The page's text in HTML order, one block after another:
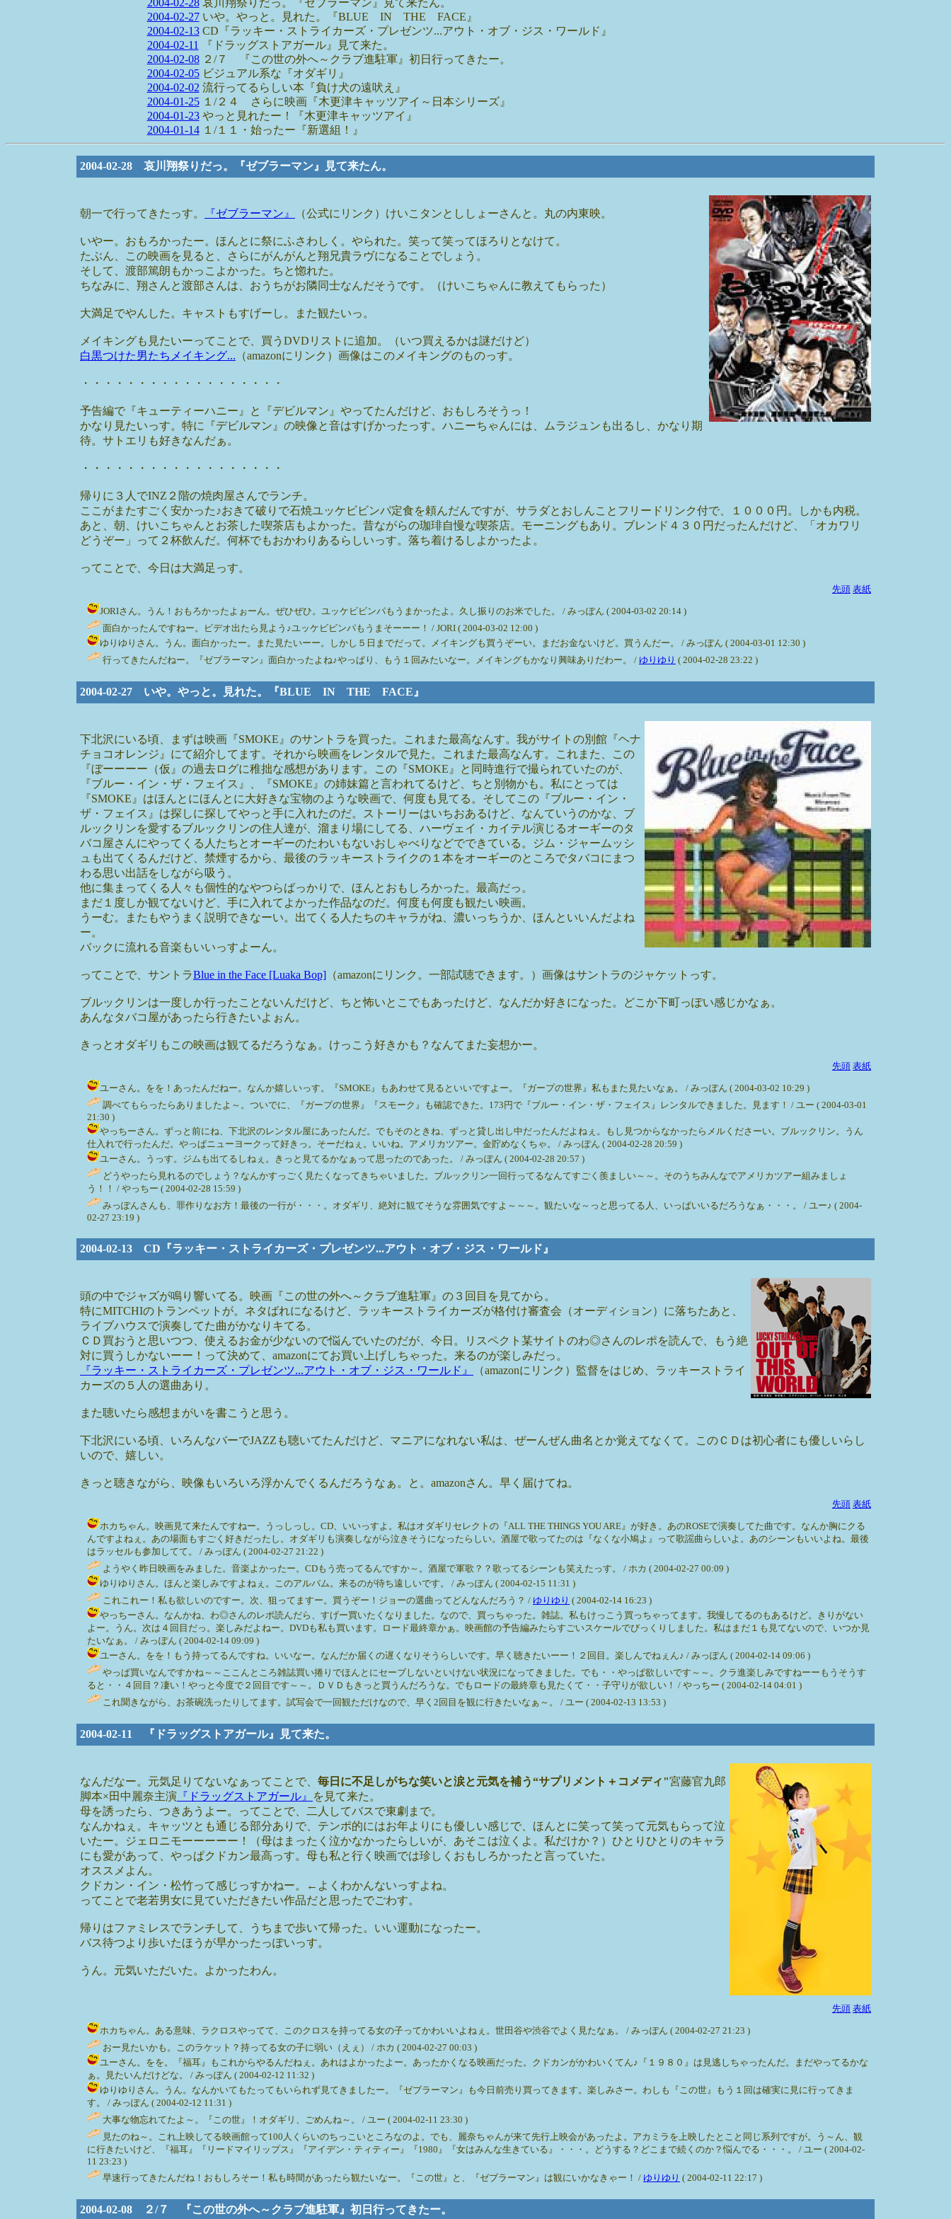
2004-02-28哀川翔祭りだっ。『ゼブラーマン』見て来たん。
2004-02-27いや。やっと。見れた。『BLUE IN THE FACE』
2004-02-13CD『ラッキー・ストライカーズ・プレゼンツ...アウト・オブ・ジス・ワールド』
2004-02-11
『ドラッグストアガール』見て来た。
2004-02-08２/７ 『この世の外へ～クラブ進駐軍』初日行ってきたー。
2004-02-05ビジュアル系な『オダギリ』
2004-02-02 流行ってるらしい本『負け犬の遠吠え』
2004-01-25１/２４ さらに映画『木更津キャッツアイ～日本シリーズ』
2004-01-23やっと見れたー！『木更津キャッツアイ』
2004-01-14１/１１・始ったー『新選組！』
2004-02-28 哀川翔祭りだっ。『ゼブラーマン』見て来たん。
朝一で行ってきたっす。 『ゼブラーマン』 （公式にリンク）けいこタンとししょーさんと。丸の内東映。
いやー。おもろかったー。ほんとに祭にふさわしく。やられた。笑って笑ってほろりとなけて。
たぶん、この映画を見ると、さらにがんがんと翔兄貴ラヴになることでしょう。
そして、渡部篤朗もかっこよかった。ちと惚れた。
ちなみに、翔さんと渡部さんは、おうちがお隣同士なんだそうです。（けいこちゃんに教えてもらった）
大満足でやんした。キャストもすげーし。また観たいっ。
メイキングも見たいーってことで、買うDVDリストに追加。（いつ買えるかは謎だけど）
白黒つけた男たちメイキング... （amazonにリンク）画像はこのメイキングのものっす。
・・・・・・・・・・・・・・・・・・
予告編で『キューティーハニー』と『デビルマン』やってたんだけど、おもしろそうっ！
かなり見たいっす。特に『デビルマン』の映像と音はすげかったっす。ハニーちゃんには、ムラジュンも出るし、かなり期
待。サトエリも好きなんだぁ。
・・・・・・・・・・・・・・・・・・
帰りに３人でINZ２階の焼肉屋さんでランチ。
ここがまたすごく安かった♪おきて破りで石焼ユッケビビンパ定食を頼んだんですが、サラダとおしんことフリードリンク付で、１０００円。しかも内税。
あと、朝、けいこちゃんとお茶した喫茶店もよかった。昔ながらの珈琲自慢な喫茶店。モーニングもあり。ブレンド４３０円だったんだけど、「オカワリ
どうぞー」って２杯飲んだ。何杯でもおかわりあるらしいっす。落ち着けるしよかったよ。
ってことで、今日は大満足っす。
先頭 表紙
JORIさん。うん！おもろかったよぉーん。ぜひぜひ。ユッケビビンパもうまかったよ。久し振りのお米でした。 / みっぽん ( 2004-03-02 20:14 )
面白かったんですねー。ビデオ出たら見よう♪ユッケビビンパもうまそーーー！ / JORI ( 2004-03-02 12:00 )
ゆりゆりさん。うん。面白かったー。また見たいーー。しかし５日までだって。メイキングも買うぞーい。まだお金ないけど。買うんだー。 / みっぽん ( 2004-03-01 12:30 )
行ってきたんだねー。『ゼブラーマン』面白かったよね♪やっぱり、もう１回みたいなー。メイキングもかなり興味ありだわー。 / ゆりゆり ( 2004-02-28 23:22 )
2004-02-27 いや。やっと。見れた。『BLUE IN THE FACE』
下北沢にいる頃、まずは映画『SMOKE』のサントラを買った。これまた最高なんす。我がサイトの別館『ヘナ
チョコオレンジ』にて紹介してます。それから映画をレンタルで見た。これまた最高なんす。これまた、この
『ぼーーーー（仮』の過去ログに稚拙な感想があります。この『SMOKE』と同時進行で撮られていたのが、
『ブルー・イン・ザ・フェイス』、『SMOKE』の姉妹篇と言われてるけど、ちと別物かも。私にとっては
『SMOKE』はほんとにほんとに大好きな宝物のような映画で、何度も見てる。そしてこの『ブルー・イン・
ザ・フェイス』は探しに探してやっと手に入れたのだ。ストーリーはいちおあるけど、なんていうのかな、ブ
ルックリンを愛するブルックリンの住人達が、溜まり場にしてる、ハーヴェイ・カイテル演じるオーギーのタ
バコ屋さんにやってくる人たちとオーギーのたわいもないおしゃべりなどでできている。ジム・ジャームッシ
ュも出てくるんだけど、禁煙するから、最後のラッキーストライクの１本をオーギーのところでタバコにまつ
わる思い出話をしながら吸う。
他に集まってくる人々も個性的なやつらばっかりで、ほんとおもしろかった。最高だっ。
まだ１度しか観てないけど、手に入れてよかった作品なのだ。何度も何度も観たい映画。
うーむ。またもやうまく説明できなーい。出てくる人たちのキャラがね、濃いっちうか、ほんといいんだよね
ー。
バックに流れる音楽もいいっすよーん。
ってことで、サントラBlue in the Face [Luaka Bop] （amazonにリンク。一部試聴できます。）画像はサントラのジャケットっす。
ブルックリンは一度しか行ったことないんだけど、ちと怖いとこでもあったけど、なんだか好きになった。どこか下町っぽい感じかなぁ。
あんなタバコ屋があったら行きたいよぉん。
きっとオダギリもこの映画は観てるだろうなぁ。けっこう好きかも？なんてまた妄想かー。
先頭 表紙
ユーさん。をを！あったんだねー。なんか嬉しいっす。『SMOKE』もあわせて見るといいですよー。『ガープの世界』私もまた見たいなぁ。 / みっぽん ( 2004-03-02 10:29 )
調べてもらったらありましたよ～。ついでに、『ガープの世界』『スモーク』も確認できた。173円で『ブルー・イン・ザ・フェイス』レンタルできました。見ます！ / ユー ( 2004-03-01
21:30 )
やっちーさん。ずっと前にね、下北沢のレンタル屋にあったんだ。でもそのときね、ずっと貸し出し中だったんだよねぇ。もし見つからなかったらメルくださーい。ブルックリン。うん
仕入れで行ったんだ。やっぱニューヨークって好きっ。そーだねぇ。いいね。アメリカツアー。金貯めなくちゃ。 / みっぽん ( 2004-02-28 20:59 )
ユーさん。うっす。ジムも出てるしねぇ。きっと見てるかなぁって思ったのであった。 / みっぽん ( 2004-02-28 20:57 )
どうやったら見れるのでしょう？なんかすっごく見たくなってきちゃいました。ブルックリン一回行ってるなんてすごく羨ましい～～。そのうちみんなでアメリカツアー組みましょ
う！！ / やっちー ( 2004-02-28 15:59 )
みっぽんさんも、罪作りなお方！最後の一行が・・・。オダギリ、絶対に観てそうな雰囲気ですよ～～～。観たいな～っと思ってる人、いっぱいいるだろうなぁ・・・。 / ユー♪ ( 2004-
02-27 23:19 )
2004-02-13 CD『ラッキー・ストライカーズ・プレゼンツ...アウト・オブ・ジス・ワールド』
頭の中でジャズが鳴り響いてる。映画『この世の外へ～クラブ進駐軍』の３回目を見てから。
特にMITCHIのトランペットが。ネタばれになるけど、ラッキーストライカーズが格付け審査会（オーディション）に落ちたあと、
ライブハウスで演奏してた曲がかなりキてる。
ＣＤ買おうと思いつつ、使えるお金が少ないので悩んでいたのだが、今日。リスペクト某サイトのわ◎さんのレポを読んで、もう絶
対に買うしかないーー！って決めて、amazonにてお買い上げしちゃった。来るのが楽しみだっ。
『ラッキー・ストライカーズ・プレゼンツ...アウト・オブ・ジス・ワールド』
（amazonにリンク）監督をはじめ、ラッキーストライ
カーズの５人の選曲あり。
また聴いたら感想まがいを書こうと思う。
下北沢にいる頃、いろんなバーでJAZZも聴いてたんだけど、マニアになれない私は、ぜーんぜん曲名とか覚えてなくて。このＣＤは初心者にも優しいらし
いので、嬉しい。
きっと聴きながら、映像もいろいろ浮かんでくるんだろうなぁ。と。amazonさん。早く届けてね。
先頭 表紙
ホカちゃん。映画見て来たんですねー。うっしっし。CD、いいっすよ。私はオダギリセレクトの『ALL THE THINGS YOU ARE』が好き。あのROSEで演奏してた曲です。なんか胸にクる
んですよねぇ。あの場面もすごく好きだったし。オダギリも演奏しながら泣きそうになったらしい。酒屋で歌ってたのは『なくな小鳩よ』って歌謡曲らしいよ。あのシーンもいいよね。最後
はラッセルも参加してて。 / みっぽん ( 2004-02-27 21:22 )
ようやく昨日映画をみました。音楽よかったー。CDもう売ってるんですか～。酒屋で軍歌？？歌ってるシーンも笑えたっす。 / ホカ ( 2004-02-27 00:09 )
ゆりゆりさん。ほんと楽しみですよねぇ。このアルバム。来るのが待ち遠しいです。 / みっぽん ( 2004-02-15 11:31 )
これこれー！私も欲しいのですー。次、狙ってますー。買うぞー！ジョーの選曲ってどんなんだろう？ / ゆりゆり ( 2004-02-14 16:23 )
やっちーさん。なんかね、わ◎さんのレポ読んだら、すげー買いたくなりました。なので、買っちゃった。雑誌。私もけっこう買っちゃってます。我慢してるのもあるけど。きりがない
よー。うん。次は４回目だっ。楽しみだよねー。DVDも私も買います。ロード最終章かぁ。映画館の予告編みたらすごいスケールでびっくりしました。私はまだ１も見てないので、いつか見
たいなぁ。 / みっぽん ( 2004-02-14 09:09 )
ユーさん。をを！もう持ってるんですね。いいなー。なんだか届くの遅くなりそうらしいです。早く聴きたいーー！２回目。楽しんでねぇん♪ / みっぽん ( 2004-02-14 09:06 )
やっぱ買いなんですかね～～ここんところ雑誌買い捲りでほんとにセーブしないといけない状況になってきました。でも・・やっぱ欲しいです～～。クラ進楽しみですねーーもうそうす
ると・・４回目？凄い！やっと今度で２回目です～～。ＤＶＤもきっと買うんだろうな。でもロードの最終章も見たくて・・子守りが欲しい！ / やっちー ( 2004-02-14 04:01 )
これ聞きながら、お茶碗洗ったりしてます。試写会で一回観ただけなので、早く2回目を観に行きたいなぁ～。 / ユー ( 2004-02-13 13:53 )
2004-02-11 『ドラッグストアガール』見て来た。
なんだなー。元気足りてないなぁってことで、 毎日に不足しがちな笑いと涙と元気を補う“サプリメント＋コメディ"宮藤官九郎
脚本×田中麗奈主演 『ドラッグストアガール』
を見て来た。
母を誘ったら、つきあうよー。ってことで、二人してバスで東劇まで。
なんかねぇ。キャッツとも通じる部分ありで、テンポ的にはお年よりにも優しい感じで、ほんとに笑って笑って元気もらって泣
いたー。ジェロニモーーーーー！（母はまったく泣かなかったらしいが、あそこは泣くよ。私だけか？）ひとりひとりのキャラ
にも愛があって、やっぱクドカン最高っす。母も私と行く映画では珍しくおもしろかったと言っていた。
オススメよん。
クドカン・イン・松竹って感じっすかねー。←よくわかんないっすよね。
ってことで老若男女に見ていただきたい作品だと思ったでごわす。
帰りはファミレスでランチして、うちまで歩いて帰った。いい運動になったー。
バス待つより歩いたほうが早かったっぽいっす。
うん。元気いただいた。よかったわん。
先頭 表紙
ホカちゃん。ある意味、ラクロスやってて、このクロスを持ってる女の子ってかわいいよねぇ。世田谷や渋谷でよく見たなぁ。 / みっぽん ( 2004-02-27 21:23 )
おー見たいかも。このラケット？持ってる女の子に弱い（えぇ） / ホカ ( 2004-02-27 00:03 )
ユーさん。をを。『福耳』もこれからやるんだねぇ。あれはよかったよー。あったかくなる映画だった。クドカンがかわいくてん♪『１９８０』は見逃しちゃったんだ。まだやってるかな
ぁ。見たいんだけどな。 / みっぽん ( 2004-02-12 11:32 )
ゆりゆりさん。うん。なんかいてもたってもいられず見てきましたー。『ゼブラーマン』も今日前売り買ってきます。楽しみさー。わしも『この世』もう１回は確実に見に行ってきま
す。 / みっぽん ( 2004-02-12 11:31 )
大事な物忘れてたよ～。『この世』！オダギリ、ごめんね～。 / ユー ( 2004-02-11 23:30 )
見たのね～。これ上映してる映画館って100人くらいのちっこいところなのよ。でも、麗奈ちゃんが来て先行上映会があったよ。アカミラを上映したとこと同じ系列ですが。う～ん、観
に行きたいけど、『福耳』『リードマイリップス』『アイデン・ティティー』『1980』『女はみんな生きている』・・・。どうする？どこまで続くのか？悩んでる・・・。 / ユー ( 2004-02-
11 23:23 )
早速行ってきたんだね！おもしろそー！私も時間があったら観たいなー。『この世』と、『ゼブラーマン』は観にいかなきゃー！ / ゆりゆり ( 2004-02-11 22:17 )
2004-02-08 ２/７ 『この世の外へ～クラブ進駐軍』初日行ってきたー。